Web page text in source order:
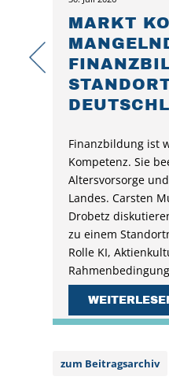
MARKT
Finanzbildung ist
Kompetenz. Sie
Altersvorsorge
Landes. Carsten
Drobetz
zu einem
Rolle KI,
zum Beitragsarchiv